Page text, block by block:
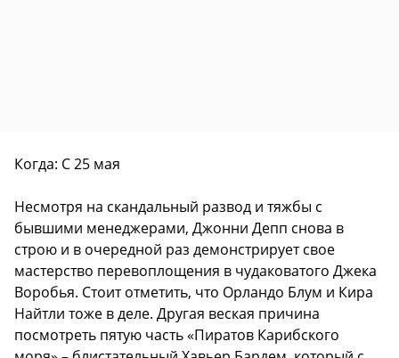
Когда: С 25 мая
Несмотря на скандальный развод и тяжбы с
бывшими менеджерами, Джонни Депп снова в
строю и в очередной раз демонстрирует свое
мастерство перевоплощения в чудаковатого Джека
Воробья. Стоит отметить, что Орландо Блум и Кира
Найтли тоже в деле. Другая веская причина
посмотреть пятую часть «Пиратов Карибского